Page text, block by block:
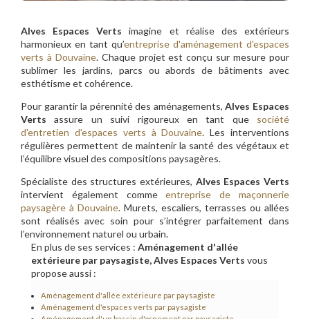
Alves Espaces Verts imagine et réalise des extérieurs
harmonieux en tant qu’entreprise d'aménagement d'espaces
verts à Douvaine. Chaque projet est conçu sur mesure pour
sublimer les jardins, parcs ou abords de bâtiments avec
esthétisme et cohérence.
Pour garantir la pérennité des aménagements,Alves Espaces
Verts assure un suivi rigoureux en tant que société
d'entretien d'espaces verts à Douvaine. Les interventions
régulières permettent de maintenir la santé des végétaux et
l’équilibre visuel des compositions paysagères.
Spécialiste des structures extérieures, Alves Espaces Verts
intervient également commeentreprise de maçonnerie
paysagère à Douvaine. Murets, escaliers, terrasses ou allées
sont réalisés avec soin pour s’intégrer parfaitement dans
l’environnement naturel ou urbain.
En plus de ses services : Aménagement d'allée
extérieure par paysagiste, Alves Espaces Verts vous
propose aussi :
Aménagement d'allée extérieure par paysagiste
Aménagement d'espaces verts par paysagiste